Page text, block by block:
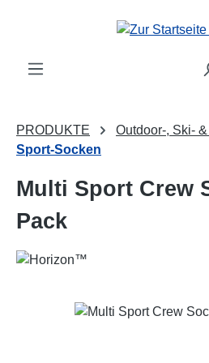
Zum Hauptinhalt springen
PRODUKTE
Outdoor-, Ski-
Sport-Socken
Multi Sport Crew
Pack